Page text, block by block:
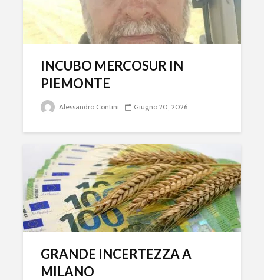
INCUBO MERCOSUR IN
PIEMONTE
Alessandro Contini Giugno 20, 2026
GRANDE INCERTEZZA A
MILANO